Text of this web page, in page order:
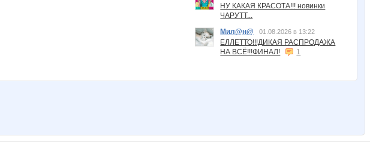
НУ КАКАЯ КРАСОТА!!! новинки
ЧАРУТТ...
Мил@н@
01.08.2026 в 13:22
ЕЛЛЕТТО!!!ДИКАЯ РАСПРОДАЖА
НА ВСЁ!!!ФИНАЛ!
1